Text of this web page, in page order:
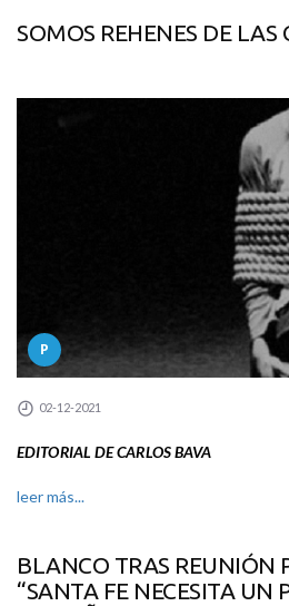
SOMOS REHENES DE LAS
P
02-12-2021
EDITORIAL DE CARLOS BAVA
leer más...
BLANCO TRAS REUNIÓN
“SANTA FE NECESITA UN